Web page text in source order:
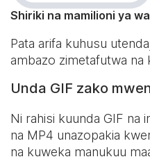
Shiriki na mamilioni ya
Pata arifa kuhusu
ambazo zimetafutwa na
Unda GIF zako
Ni rahisi kuunda GIF na
na MP4 unazopakia
na kuweka manukuu